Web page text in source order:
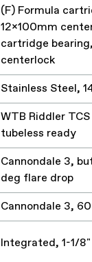
(F) Formula
12x100mm
cartridge
centerlock
Stainless Steel,
WTB Riddler
tubeless ready
Cannondale 3,
deg flare drop
Cannondale 3,
Integrated, 1-1/8"